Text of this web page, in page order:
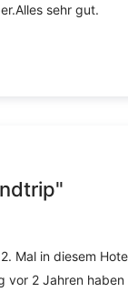
sehr gut.
Mal in diesem
vor 2 Jahren haben